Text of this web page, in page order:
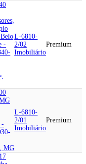
-
L-6810-
2/02
Imobiliário
Premium
-
MG
L-6810-
2/01
Imobiliário
Premium